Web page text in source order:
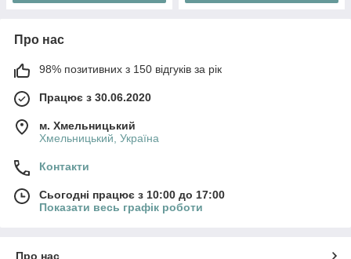
Про нас
98% позитивних з 150 відгуків за рік
Працює з 30.06.2020
м. Хмельницький
Хмельницький, Україна
Контакти
Сьогодні працює з 10:00 до 17:00
Показати весь графік роботи
Про нас